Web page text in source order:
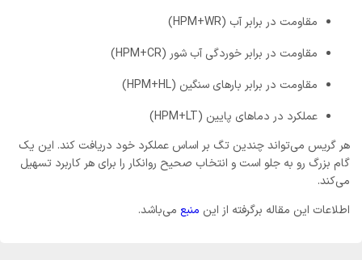
مقاومت در برابر آب (HPM+WR)
مقاومت در برابر خوردگی آب شور (HPM+CR)
مقاومت در برابر بارهای سنگین (HPM+HL)
عملکرد در دماهای پایین (HPM+LT)
هر گریس می‌تواند چندین تگ بر اساس عملکرد خود دریافت کند. این یک
گام بزرگ رو به جلو است و انتخاب صحیح روانکار را برای هر کاربرد تسهیل
می‌کند.
اطلاعات این مقاله برگرفته از این منبع می‌باشد.